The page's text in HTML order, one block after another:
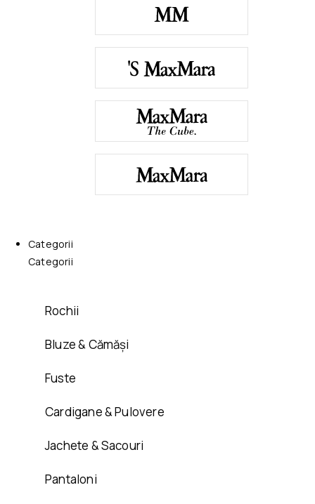
Categorii
Categorii
Rochii
Bluze & Cămăși
Fuste
Cardigane & Pulovere
Jachete & Sacouri
Pantaloni